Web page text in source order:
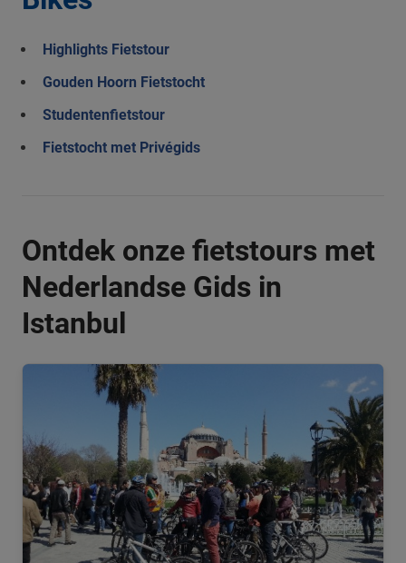
Highlights Fietstour
Gouden Hoorn Fietstocht
Studentenfietstour
Fietstocht met Privégids
Ontdek onze fietstours met
Nederlandse Gids in
Istanbul